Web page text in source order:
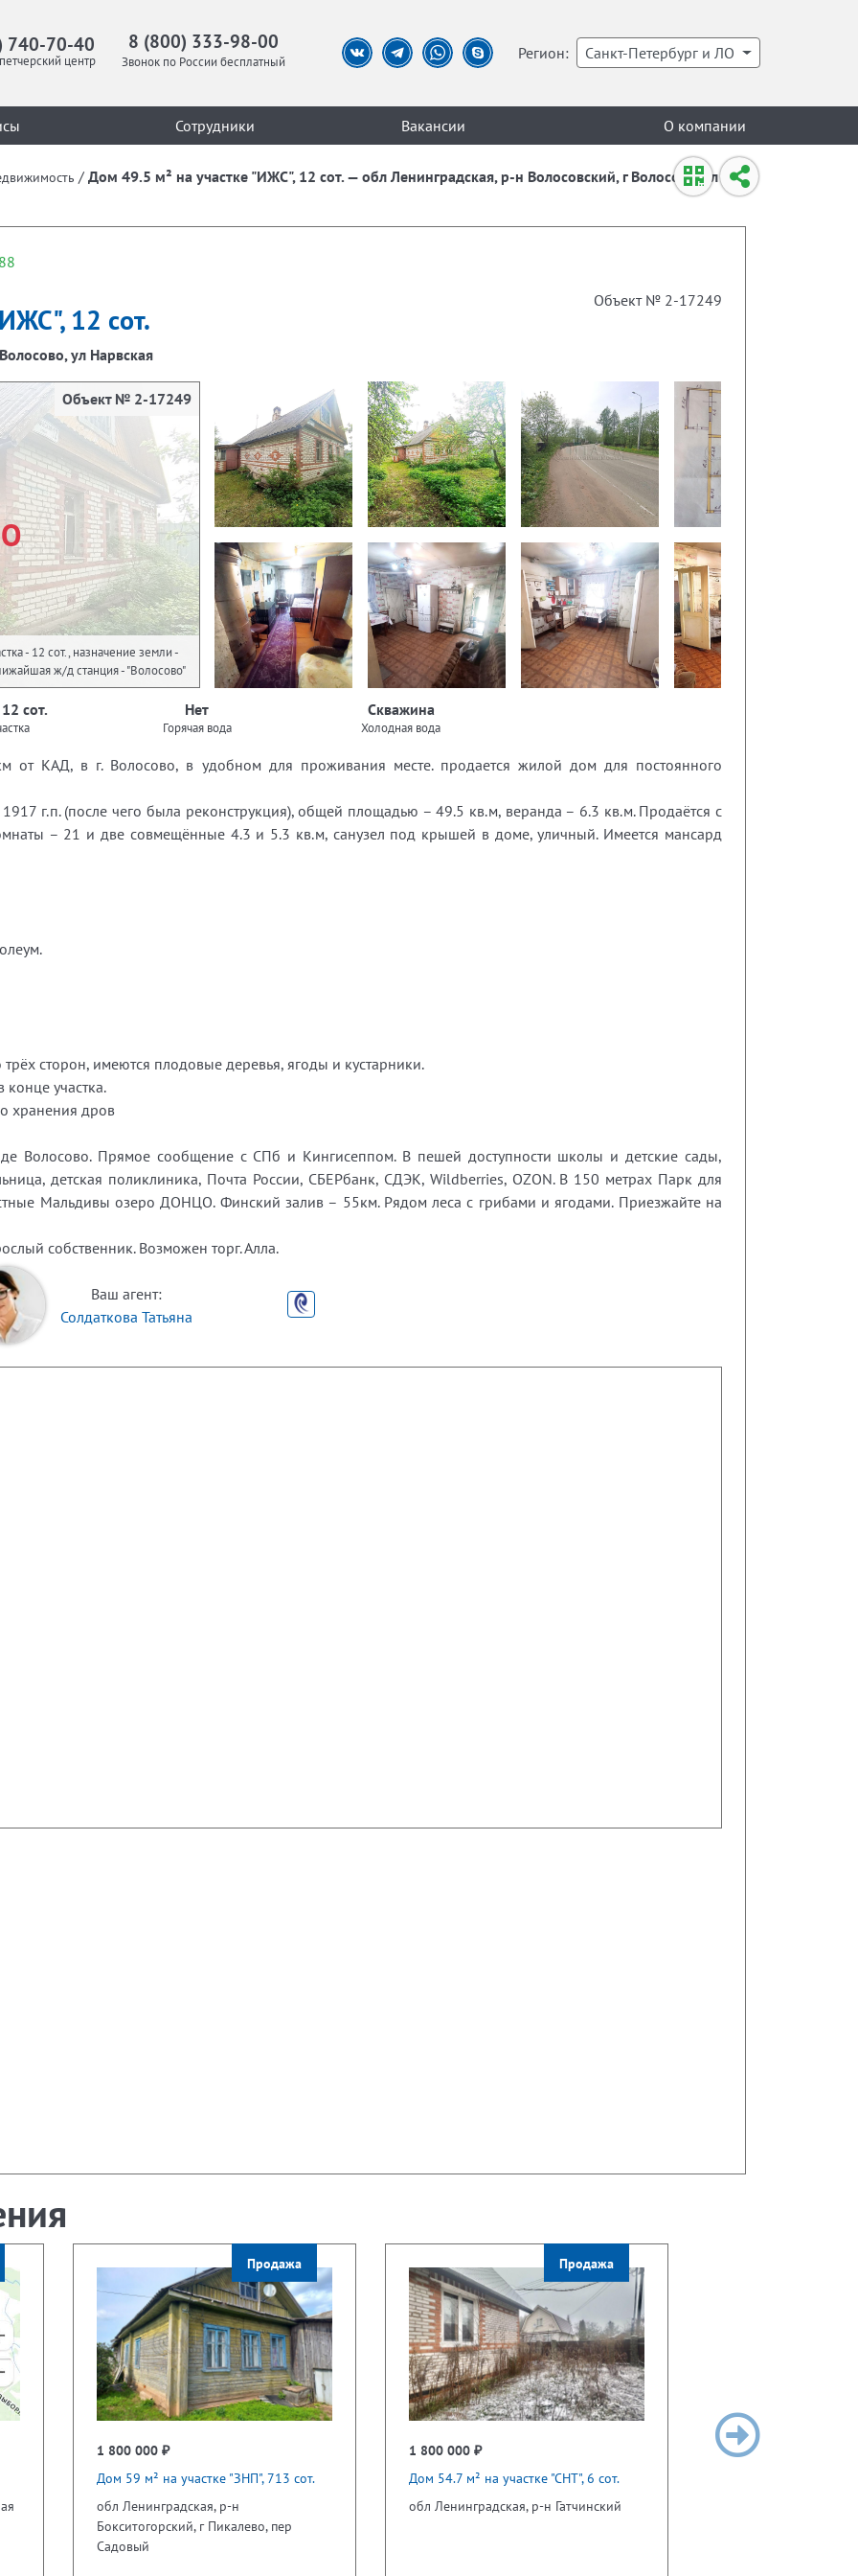
740-70-40
центр
8 (800) 333-98-00
Звонок по России бесплатный Регион: Санкт-Петербург и ЛО
Сотрудники Вакансии О компании
/ Дом 49.5 м² на участке "ИЖС", 12 сот. — обл Ленинградская, р-н Волосовский, г Волосово, ул
12 сот.
Объект № 2-17249
ул Нарвская
Объект № 2-17249
- 12 сот., назначение земли -
ж/д станция - "Волосово"
сот. Нет
Горячая вода
Скважина
Холодная вода
КАД, в г. Волосово, в удобном для проживания месте. продается жилой дом для постоянного
г.п. (после чего была реконструкция), общей площадью – 49.5 кв.м, веранда – 6.3 кв.м. Продаётся с
– 21 и две совмещённые 4.3 и 5.3 кв.м, санузел под крышей в доме, уличный. Имеется мансард
сторон, имеются плодовые деревья, ягоды и кустарники.
участка.
хранения дров
Волосово. Прямое сообщение с СПб и Кингисеппом. В пешей доступности школы и детские сады,
детская поликлиника, Почта России, СБЕРбанк, СДЭК, Wildberries, OZON. В 150 метрах Парк для
Мальдивы озеро ДОНЦО. Финский залив – 55км. Рядом леса с грибами и ягодами. Приезжайте на
собственник. Возможен торг. Алла.
Ваш агент:
Солдаткова Татьяна
Продажа
1 800 000 ₽
Дом 59 м² на участке "ЗНП", 713 сот.
обл Ленинградская, р-н
Бокситогорский, г Пикалево, пер
Садовый
Продажа
1 800 000 ₽
Дом 54.7 м² на участке "СНТ", 6 сот.
обл Ленинградская, р-н Гатчинский